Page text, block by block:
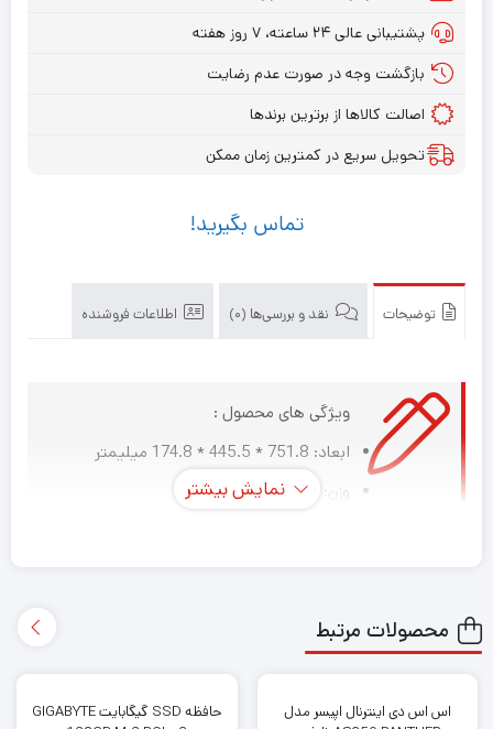
پشتیبانی عالی ۲۴ ساعته، ۷ روز هفته
بازگشت وجه در صورت عدم رضایت
اصالت کالاها از برترین برندها
تحویل سریع در کمترین زمان ممکن
تماس بگیرید!
توضیحات نقد و بررسی‌ها (0) اطلاعات فروشنده
ویژگی های محصول :
ابعاد: 751.8 * 445.5 * 174.8 میلیمتر
وزن: 51.71 کیلوگرم
حداکثر فرکانس پردازنده: 2GHz
نمایش بیشتر
محصولات مرتبط
اس اس دی اینترنال اپیسر مدل
حافظه SSD گیگابایت GIGABYTE